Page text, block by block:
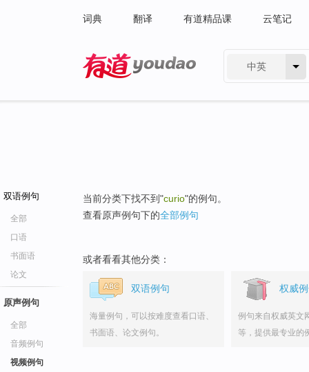
词典 翻译 有道精品课 云笔记
中英
双语例句
全部
口语
书面语
论文
原声例句
全部
音频例句
视频例句
当前分类下找不到"curio"的例句。
查看原声例句下的全部例句
或者看看其他分类：
双语例句
海量例句，可以按难度查看口语、
书面语、论文例句。
权威
例句来自权威英文
等，提供最专业的